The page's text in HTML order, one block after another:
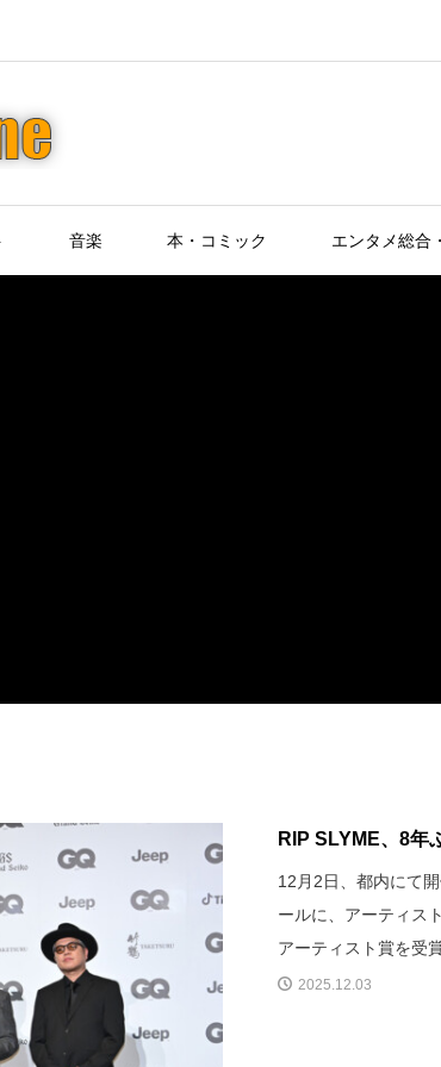
音楽 本・コミック エンタメ総合
RIP SLYME、8年
12月2日、都内にて
ールに、アーティス
アーティスト賞を受
2025.12.03